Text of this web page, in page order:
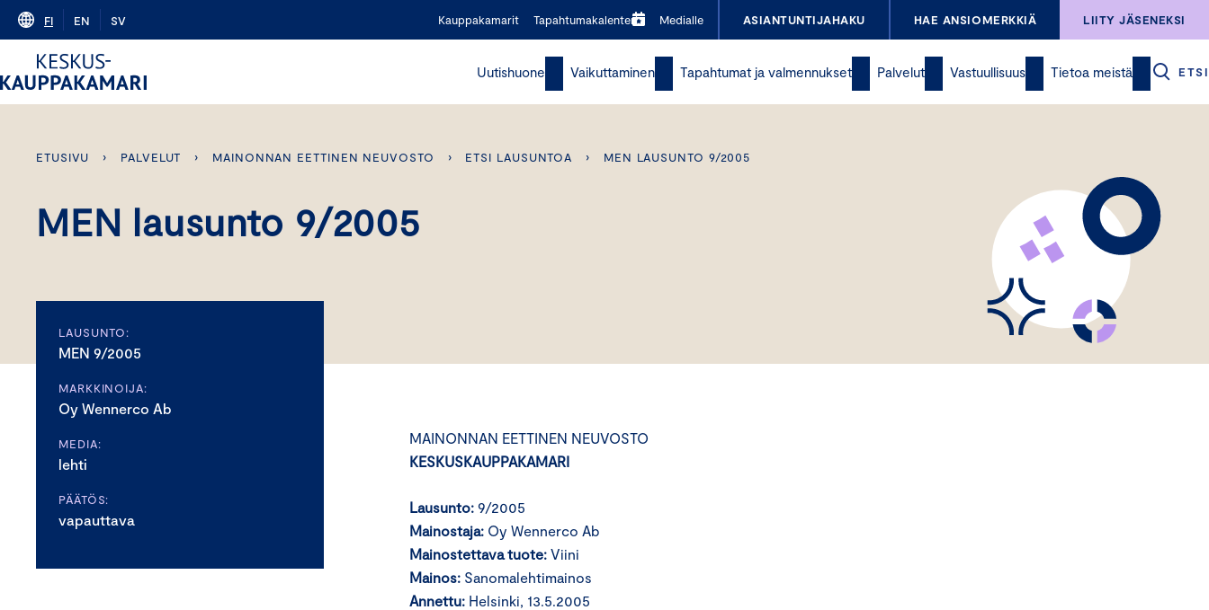
Skip
content
FI EN SV Kauppakamarit Tapahtumakalenteri Medialle ASIANTUNTIJAHAKU HAE ANSIOMERKKIÄ LIITY JÄSENEKSI
Uutishuone Vaikuttaminen Tapahtumat ja valmennukset Palvelut Vastuullisuus Tietoa meistä ETSI
ETUSIVU › PALVELUT › MAINONNAN EETTINEN NEUVOSTO › ETSI LAUSUNTOA › MEN LAUSUNTO 9/2005
MEN lausunto 9/2005
LAUSUNTO:
MEN 9/2005
MARKKINOIJA:
Oy Wennerco Ab
MEDIA:
lehti
PÄÄTÖS:
vapauttava
MAINONNAN EETTINEN NEUVOSTO
KESKUSKAUPPAKAMARI
Lausunto: 9/2005
Mainostaja: Oy Wennerco Ab
Mainostettava tuote: Viini
Mainos: Sanomalehtimainos
Annettu: Helsinki, 13.5.2005